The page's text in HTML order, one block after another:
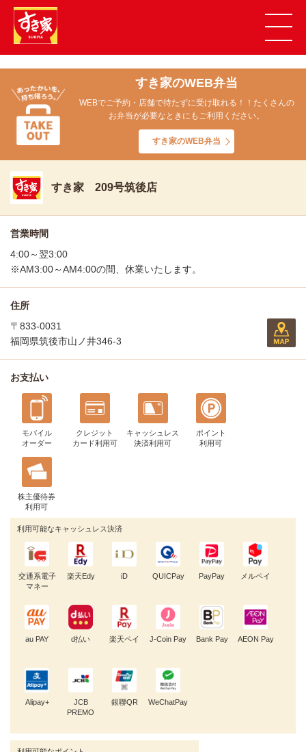
すき家のWEB弁当
WEBでご予約・店舗で待たずに受け取れる！！たくさんの
お弁当が必要なときにもご利用ください。
すき家のWEB弁当
すき家 209号筑後店
営業時間
4:00～翌3:00
※AM3:00～AM4:00の間、休業いたします。
住所
〒833-0031
福岡県筑後市山ノ井346-3
お支払い
モバイル
オーダー
クレジット
カード利用可
キャッシュレス
決済利用可
ポイント
利用可
株主優待券
利用可
利用可能なキャッシュレス決済
交通系電子
マネー
楽天Edy iD QUICPay PayPay メルペイ
au PAY d払い 楽天ペイ J-Coin Pay Bank Pay AEON Pay
Alipay+
JCB
PREMO
銀聯QR WeChatPay